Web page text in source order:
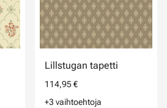
Lillstugan tapetti
114,95 €
+3 vaihtoehtoja